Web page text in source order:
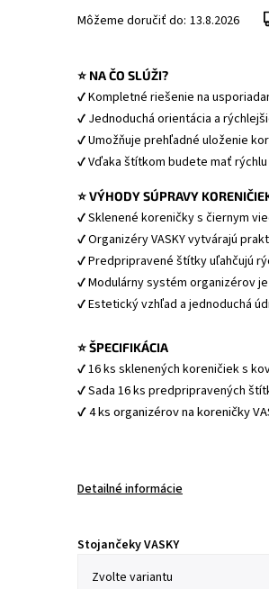
⭐ NA ČO SLÚŽI?
✔ Kompletné riešenie na
✔ Jednoduchá orientácia a
✔ Umožňuje prehľadné uloženie
✔ Vďaka štítkom budete mať
⭐ VÝHODY SÚPRAVY
✔ Sklenené koreničky s čiernym
✔ Organizéry VASKY vytvárajú
✔ Predpripravené štítky uľahčujú
✔ Modulárny systém organizérov
✔ Estetický vzhľad a jednoduchá
⭐ ŠPECIFIKÁCIA
✔ 16 ks sklenených koreničiek s
✔ Sada 16 ks predpripravených
✔ 4 ks organizérov na koreničky
Detailné informácie
Stojančeky VASKY
Môžeme doručiť do: 13.8.2026